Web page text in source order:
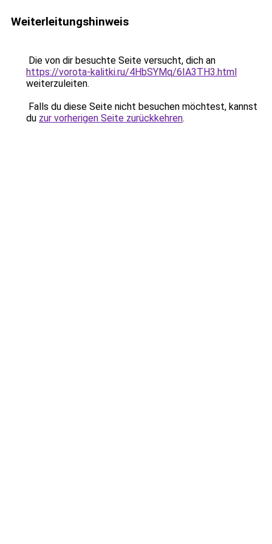
Weiterleitungshinweis
Die von dir besuchte Seite versucht, dich an
https://vorota-kalitki.ru/4HbSYMq/6IA3TH3.html
weiterzuleiten.
Falls du diese Seite nicht besuchen möchtest, kannst
du zur vorherigen Seite zurückkehren.